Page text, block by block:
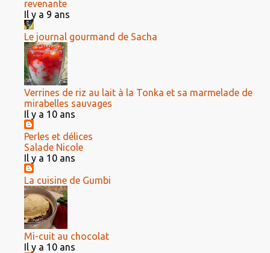
revenante
Il y a 9 ans
Le journal gourmand de Sacha
Verrines de riz au lait à la Tonka et sa marmelade de
mirabelles sauvages
Il y a 10 ans
Perles et délices
Salade Nicole
Il y a 10 ans
La cuisine de Gumbi
Mi-cuit au chocolat
Il y a 10 ans